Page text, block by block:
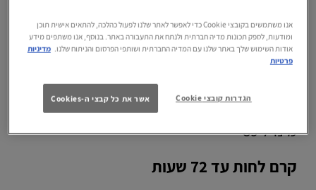
מינרל 89
קרם לחות עד 72 שעות
אנו משתמשים בקובצי Cookie כדי לאפשר לאתר שלנו לפעול כהלכה, להתאים אישית תוכן
ומודעות, לספק תכונות מדיה חברתית ולנתח את התעבורה באתר. בנוסף, אנו משתפים מידע
אודות השימוש שלך באתר שלנו עם המדיה החברתית ושותפי הפרסום והניתוח שלנו. מדיניות
פרטיות
הגדרות קובצי Cookie אשר את כל קבצי ה-Cookies